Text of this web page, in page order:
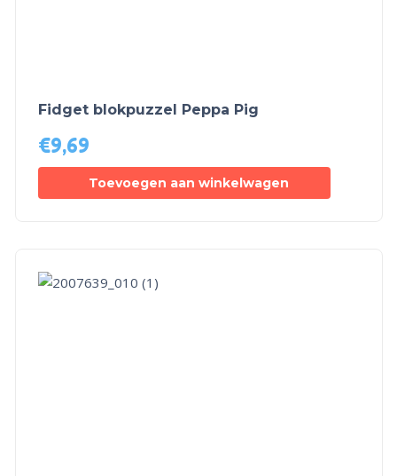
Fidget blokpuzzel Peppa Pig
€9,69
Toevoegen aan winkelwagen